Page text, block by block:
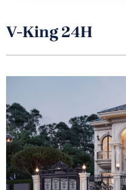
V-King 24H